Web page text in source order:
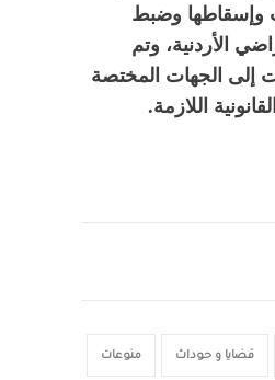
وإسقاطها وضبط
الأردنية، وتم
إلى الجهات المختصة
اللازمة.
قضايا و حوداث منوعات